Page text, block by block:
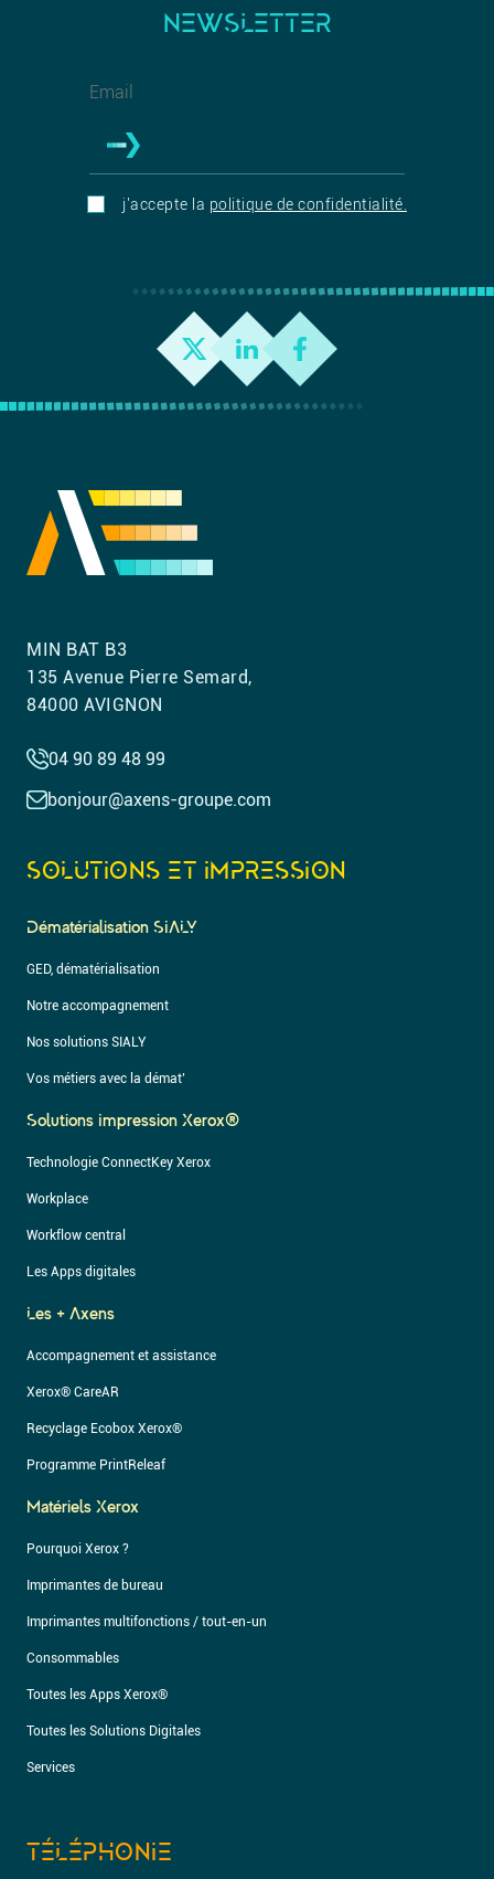
NEWSLETTER
j'accepte la politique de confidentialité.
MIN BAT B3
135 Avenue Pierre Semard,
84000 AVIGNON
04 90 89 48 99
bonjour@axens-groupe.com
SOLUTIONS ET IMPRESSION
Dématérialisation SIALY
GED, dématérialisation
Notre accompagnement
Nos solutions SIALY
Vos métiers avec la démat’
Solutions Impression Xerox®
Technologie ConnectKey Xerox
Workplace
Workflow central
Les Apps digitales
Les + Axens
Accompagnement et assistance
Xerox® CareAR
Recyclage Ecobox Xerox®
Programme PrintReleaf
Matériels Xerox
Pourquoi Xerox ?
Imprimantes de bureau
Imprimantes multifonctions / tout-en-un
Consommables
Toutes les Apps Xerox®
Toutes les Solutions Digitales
Services
TÉLÉPHONIE